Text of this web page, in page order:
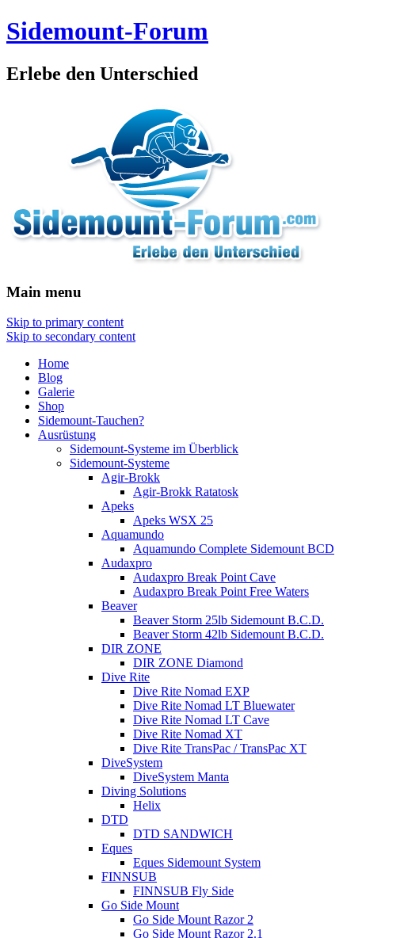
Sidemount-Forum
Erlebe den Unterschied
Main menu
Skip to primary content
Skip to secondary content
Home
Blog
Galerie
Shop
Sidemount-Tauchen?
Ausrüstung
Sidemount-Systeme im Überblick
Sidemount-Systeme
Agir-Brokk
Agir-Brokk Ratatosk
Apeks
Apeks WSX 25
Aquamundo
Aquamundo Complete Sidemount BCD
Audaxpro
Audaxpro Break Point Cave
Audaxpro Break Point Free Waters
Beaver
Beaver Storm 25lb Sidemount B.C.D.
Beaver Storm 42lb Sidemount B.C.D.
DIR ZONE
DIR ZONE Diamond
Dive Rite
Dive Rite Nomad EXP
Dive Rite Nomad LT Bluewater
Dive Rite Nomad LT Cave
Dive Rite Nomad XT
Dive Rite TransPac / TransPac XT
DiveSystem
DiveSystem Manta
Diving Solutions
Helix
DTD
DTD SANDWICH
Eques
Eques Sidemount System
FINNSUB
FINNSUB Fly Side
Go Side Mount
Go Side Mount Razor 2
Go Side Mount Razor 2.1